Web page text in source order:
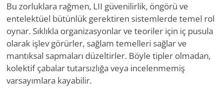
Bu zorluklara rağmen, LII güvenilirlik, öngörü ve
entelektüel bütünlük gerektiren sistemlerde temel rol
oynar. Sıklıkla organizasyonlar ve teoriler için iç pusula
olarak işlev görürler, sağlam temelleri sağlar ve
mantıksal sapmaları düzeltirler. Böyle tipler olmadan,
kolektif çabalar tutarsızlığa veya incelenmemiş
varsayımlara kayabilir.